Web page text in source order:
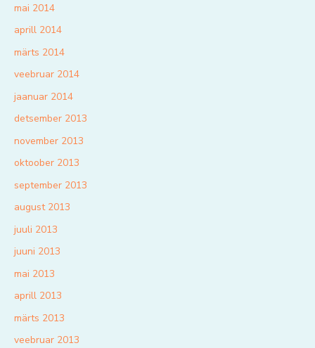
mai 2014
aprill 2014
märts 2014
veebruar 2014
jaanuar 2014
detsember 2013
november 2013
oktoober 2013
september 2013
august 2013
juuli 2013
juuni 2013
mai 2013
aprill 2013
märts 2013
veebruar 2013